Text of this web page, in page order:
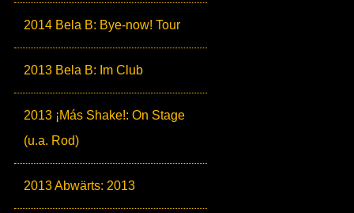
2014 Bela B: Bye-now! Tour
2013 Bela B: Im Club
2013 ¡Más Shake!: On Stage
(u.a. Rod)
2013 Abwärts: 2013